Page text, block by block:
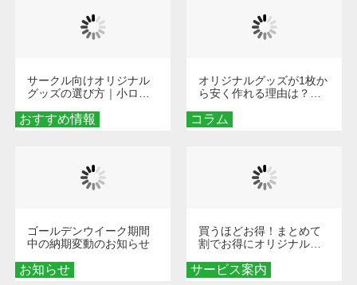
おすすめ情報
サークル向けオリジナル
グッズの選び方｜小ロッ
める秘訣
コラム
オリジナルグッズが1枚か
ら安く作れる理由は？オ
とメリットを解説
お知らせ
ゴールデンウイーク期間
中の納期変動のお知らせ
サービス案内
買うほどお得！まとめて
割でお得にオリジナルグ